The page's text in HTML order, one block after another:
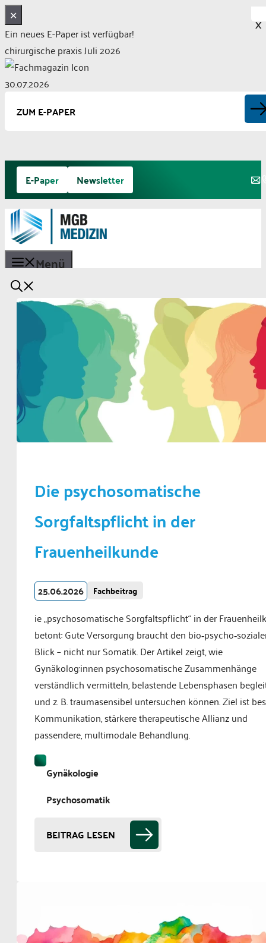
✕
Ein neues E-Paper ist verfügbar!
chirurgische praxis Juli 2026
30.07.2026
ZUM E-PAPER
Zum
Inhalt
springen
E-Paper Newsletter
Menü
Die psychosomatische
Sorgfaltspflicht in der
Frauenheilkunde
25.06.2026 Fachbeitrag
ie „psychosomatische Sorgfaltspflicht“ in der
betont: Gute Versorgung braucht den
Blick – nicht nur Somatik. Der Artikel zeigt, wie
Gynäkolog:innen psychosomatische Zusammenhänge
verständlich vermitteln, belastende Lebensphasen
und z. B. traumasensibel untersuchen können. Ziel ist
Kommunikation, stärkere therapeutische Allianz und
passendere, multimodale Behandlung.
Gynäkologie
Psychosomatik
BEITRAG LESEN
X